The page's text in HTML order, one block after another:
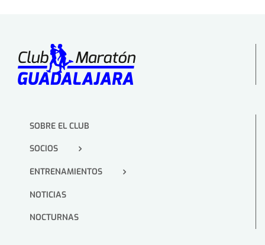
SOBRE EL CLUB
SOCIOS
ENTRENAMIENTOS
NOTICIAS
NOCTURNAS